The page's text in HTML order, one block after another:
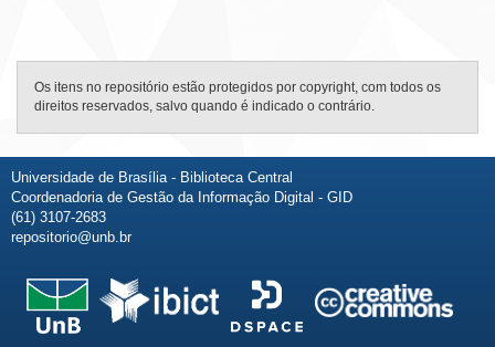
Os itens no repositório estão protegidos por copyright, com todos os
direitos reservados, salvo quando é indicado o contrário.
Universidade de Brasília - Biblioteca Central
Coordenadoria de Gestão da Informação Digital - GID
(61) 3107-2683
repositorio@unb.br